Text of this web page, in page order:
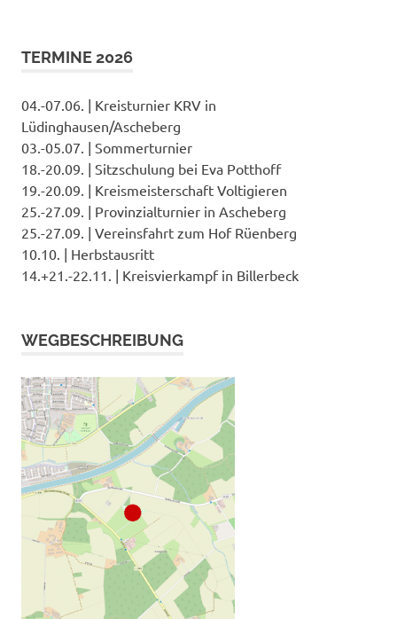
TERMINE 2026
04.-07.06. | Kreisturnier KRV in
Lüdinghausen/Ascheberg
03.-05.07. | Sommerturnier
18.-20.09. | Sitzschulung bei Eva Potthoff
19.-20.09. | Kreismeisterschaft Voltigieren
25.-27.09. | Provinzialturnier in Ascheberg
25.-27.09. | Vereinsfahrt zum Hof Rüenberg
10.10. | Herbstausritt
14.+21.-22.11. | Kreisvierkampf in Billerbeck
WEGBESCHREIBUNG